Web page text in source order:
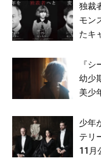
独裁
モン
たキ
『
幼少
美少
少年
テリ
11月